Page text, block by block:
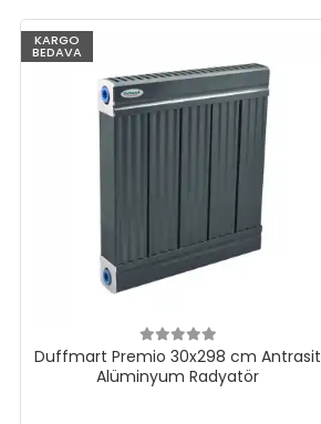
KARGO
BEDAVA
Duffmart Premio 30x298 cm Antrasit
Alüminyum Radyatör